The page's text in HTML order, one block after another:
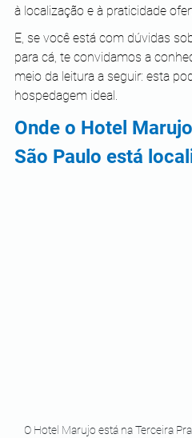
à localização e à praticidade
E, se você está com dúvidas
para cá, te convidamos a
meio da leitura a seguir: esta
hospedagem ideal.
Onde o Hotel
São Paulo está
O Hotel Marujo está na Terceira